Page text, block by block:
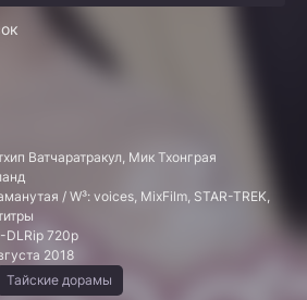
Ватчаратракул, Мик Тхонграя
/ W³: voices, MixFilm, STAR-TREK,
DLRip 720p
2018
Тайские дорамы